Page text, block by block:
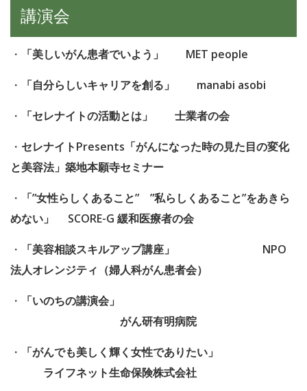
講演会
・ 「美しいがん患者でいよう」 MET people
・ 「自分らしいキャリアを創る」 manabi asobi
・ 「セレナイトの活動とは」 士業者の会
・ セレナイトPresents 「がんになった時の見た目の変化
と美容法」築地本願寺セミナー
・
「”女性らしくあること” ”私らしくあること”をあきら
めない」 SCORE-G 緩和医療者の会
・ 「美容相談スキルアップ講座」 NPO
法人オレンジティ（婦人科がん患者会）
・
「いのちの講演会」
がん研有明病院
・
「がんでも美しく輝く女性でありたい」
ライフネット生命保険株式会社